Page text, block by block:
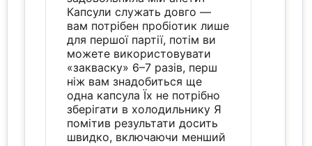
Капсули служать довго —
вам потрібен пробіотик лише
для першої партії, потім ви
можете використовувати
«закваску» 6–7 разів, перш
ніж вам знадобиться ще
одна капсула Їх не потрібно
зберігати в холодильнику Я
помітив результати досить
швидко, включаючи менший